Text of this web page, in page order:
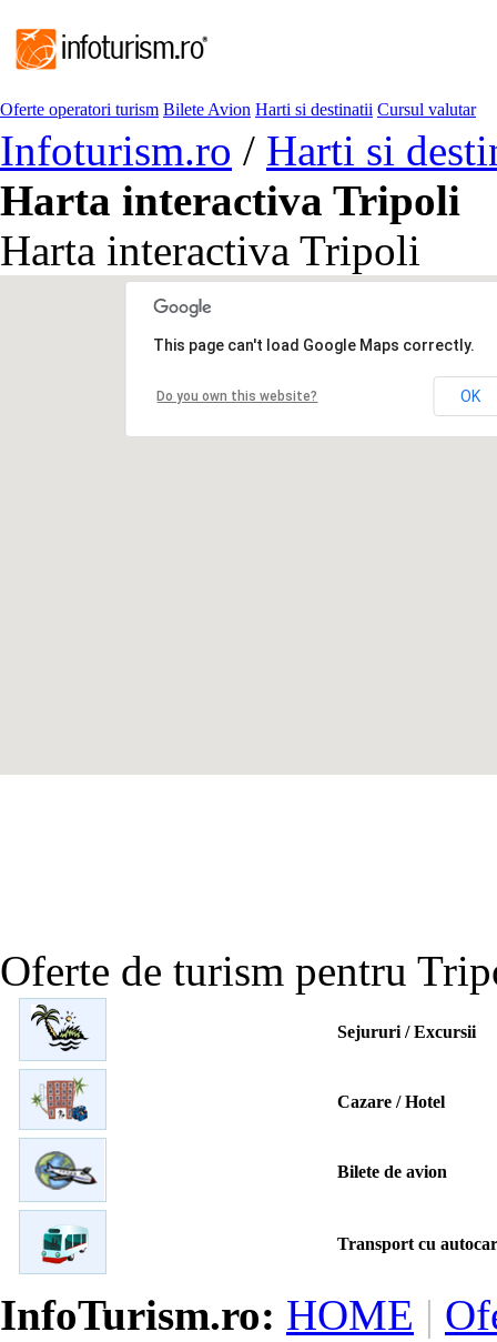
Oferte operatori turism Bilete Avion Harti si destinatii Cursul valutar
Infoturism.ro / Harti si
Harta interactiva Tripoli
Harta interactiva Tripoli
This page can't load Google Maps correctly.
Do you own this website? OK
Oferte de turism pentru
Sejururi / Excursii
Cazare / Hotel
Bilete de avion
Transport cu
InfoTurism.ro: HOME |